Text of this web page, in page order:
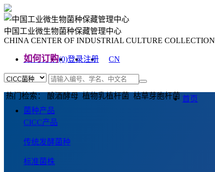
中国工业微生物菌种保藏管理中心
CHINA CENTER OF INDUSTRIAL CULTURE COLLECTION
如何订购(0)登录注册
CN
热门检索： 酿酒酵母 植物乳植杆菌 枯草芽胞杆菌 首页
菌种产品
CICC产品
传统发酵菌种
标准菌株